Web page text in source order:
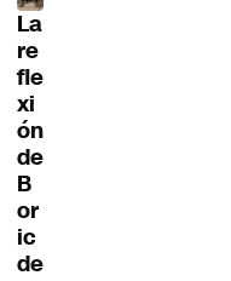
La
re
fle
xi
ón
de
B
or
ic
de